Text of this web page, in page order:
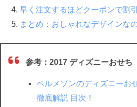
早く注文するほどクーポンで割
まとめ：おしゃれなデザインな
参考：2017 ディズニーおせ
ベルメゾンのディズニーお
徹底解説 目次！